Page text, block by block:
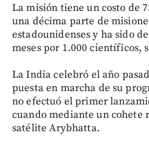
La misión tiene un costo de
una décima parte de
estadounidenses y ha sido
meses por 1.000 científicos,
La India celebró el año
puesta en marcha de su
no efectuó el primer
cuando mediante un cohete
satélite Arybhatta.